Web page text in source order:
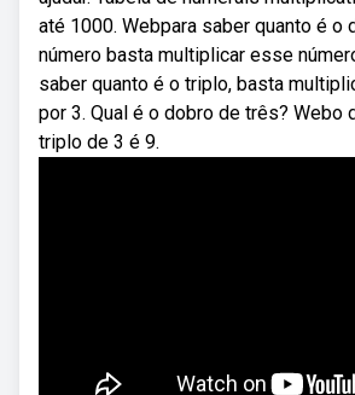
até 1000. Webpara saber quanto é o
número basta multiplicar esse
saber quanto é o triplo, basta
por 3. Qual é o dobro de três? Webo
triplo de 3 é 9.